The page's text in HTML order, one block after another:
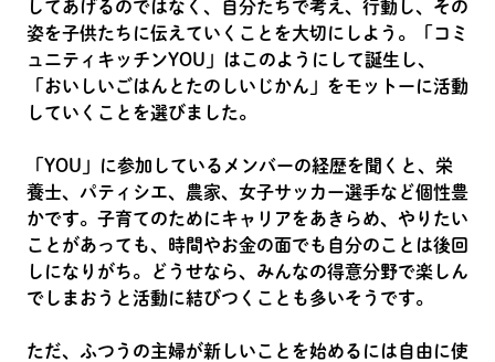
してあげるのではなく、自分たちで考え、行動し、その
姿を子供たちに伝えていくことを大切にしよう。「コミ
ュニティキッチンYOU」はこのようにして誕生し、
「おいしいごはんとたのしいじかん」をモットーに活動
していくことを選びました。
「YOU」に参加しているメンバーの経歴を聞くと、栄
養士、パティシエ、農家、女子サッカー選手など個性豊
かです。子育てのためにキャリアをあきらめ、やりたい
ことがあっても、時間やお金の面でも自分のことは後回
しになりがち。どうせなら、みんなの得意分野で楽しん
でしまおうと活動に結びつくことも多いそうです。
ただ、ふつうの主婦が新しいことを始めるには自由に使